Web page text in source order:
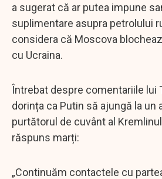
a sugerat că ar putea impune
suplimentare asupra petrolului
considera că Moscova
cu Ucraina.
Întrebat despre comentariile lui
dorința ca Putin să ajungă la un
purtătorul de cuvânt al
răspuns marți:
„Continuăm contactele cu